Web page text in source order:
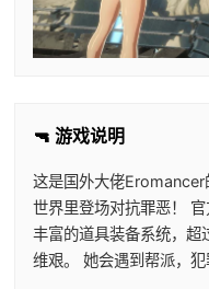
🔫 游戏说明
这是国外大佬Eromancer
世界里登场对抗罪恶！
丰富的道具装备系统，超
维艰。 她会遇到帮派，